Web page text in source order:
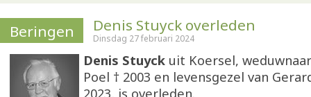
Beringen Denis Stuyck overleden
Dinsdag 27 februari 2024
Denis Stuyck uit Koersel,
Poel † 2003 en levensgezel van
2023, is overleden.